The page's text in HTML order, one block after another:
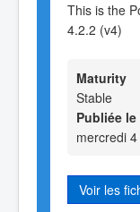
This is the
4.2.2 (v4)
Maturity
Stable
Publiée le
mercredi
Voir les